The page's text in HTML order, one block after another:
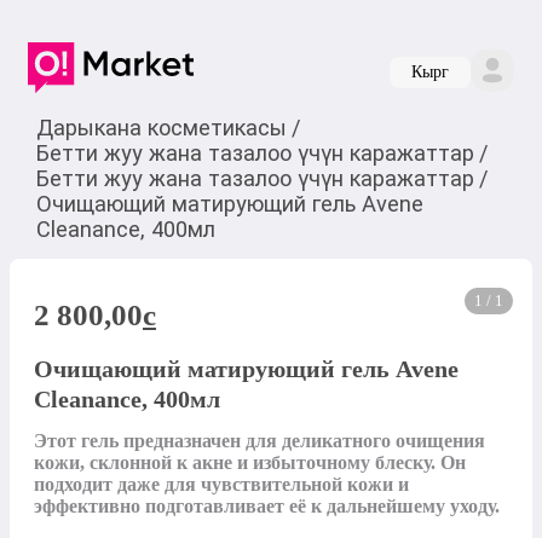
Кырг
Дарыкана косметикасы /
Бетти жуу жана тазалоо үчүн каражаттар /
Бетти жуу жана тазалоо үчүн каражаттар /
Очищающий матирующий гель Avene
Cleanance, 400мл
1 / 1
2 800,00c
Очищающий матирующий гель Avene
Cleanance, 400мл
Этот гель предназначен для деликатного очищения
кожи, склонной к акне и избыточному блеску. Он
подходит даже для чувствительной кожи и
эффективно подготавливает её к дальнейшему уходу.